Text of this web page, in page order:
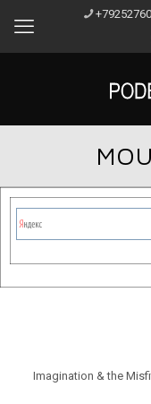
Imagination & the